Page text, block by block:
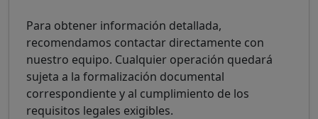
Para obtener información detallada,
recomendamos contactar directamente con
nuestro equipo. Cualquier operación quedará
sujeta a la formalización documental
correspondiente y al cumplimiento de los
requisitos legales exigibles.